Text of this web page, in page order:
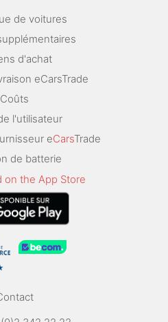
de voitures
d'achat
eCarsTrade
Coûts
l'utilisateur
eCarsTrade
de batterie